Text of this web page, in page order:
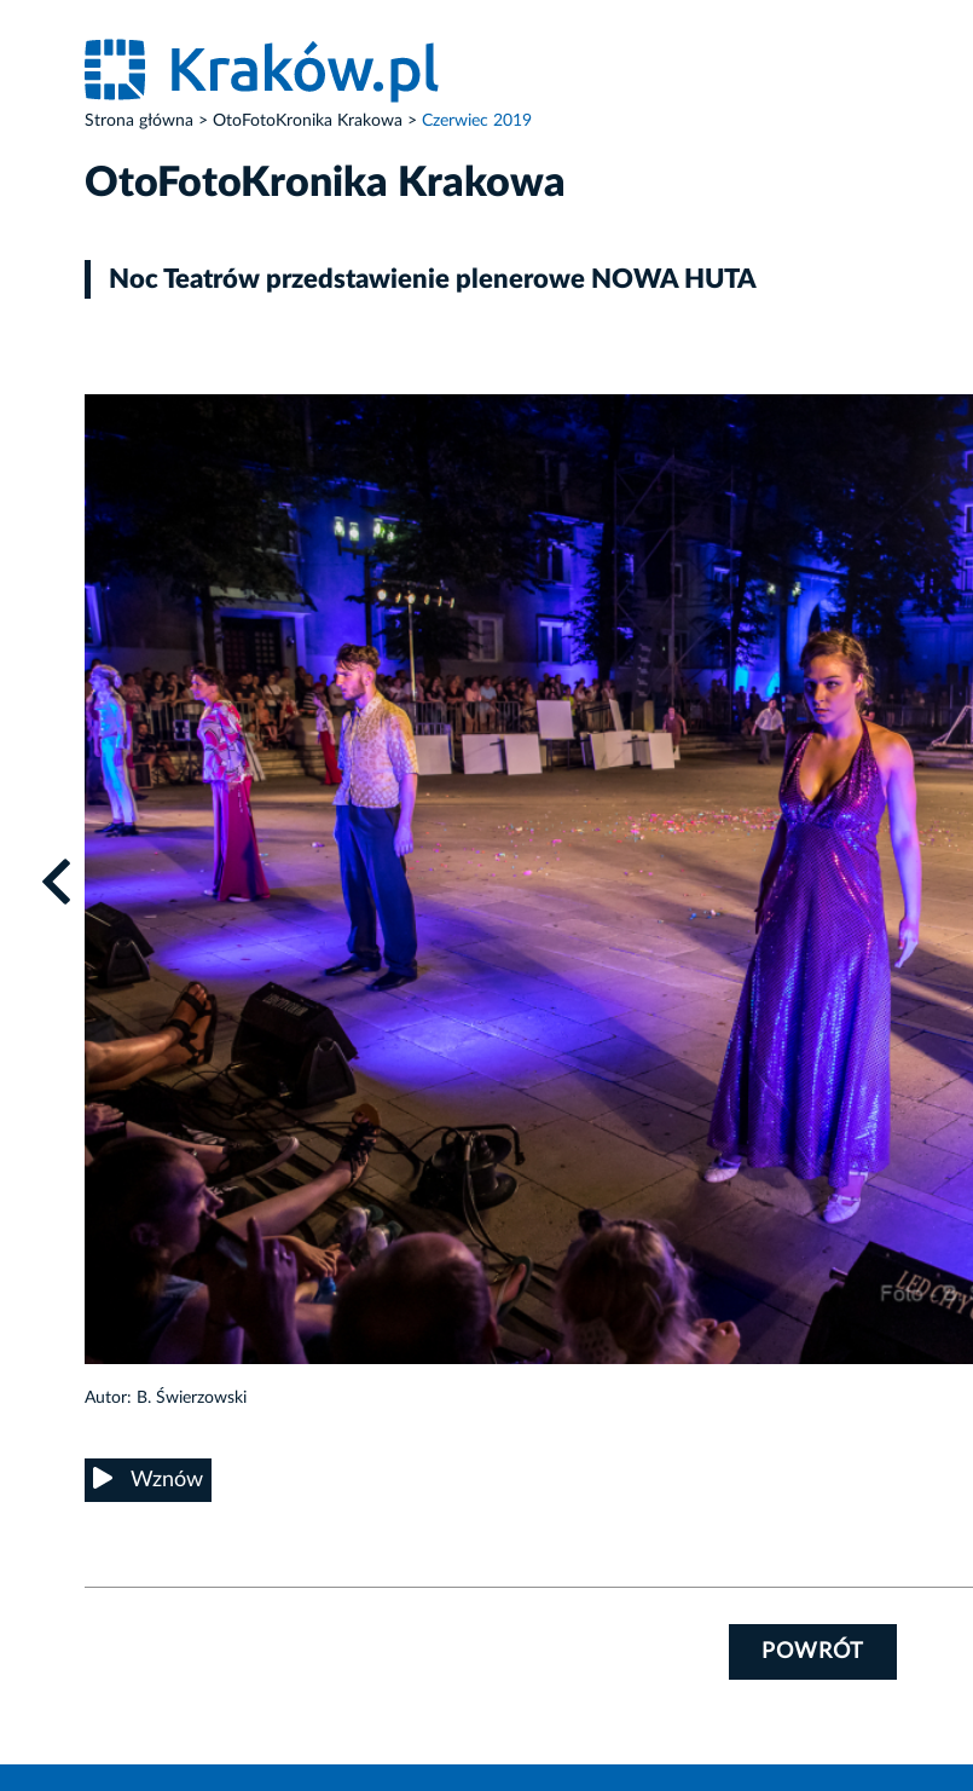
Strona główna OtoFotoKronika Krakowa Czerwiec 2019
OtoFotoKronika Krakowa
Noc Teatrów przedstawienie plenerowe NOWA HUTA
Autor: B. Świerzowski
Wznów
POWRÓT